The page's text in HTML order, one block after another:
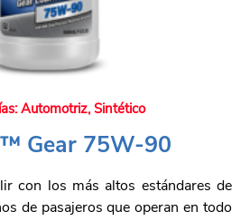
Automotriz, Sintético
Gear 75W-90
con los más altos estándares de
de pasajeros que operan en todo